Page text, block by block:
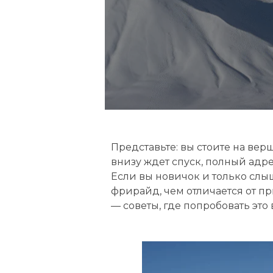
р
р
й
д
Представьте: вы стоите на
внизу ждет спуск, полный
Если вы новичок и только
фрирайд, чем отличается от
— советы, где попробовать это